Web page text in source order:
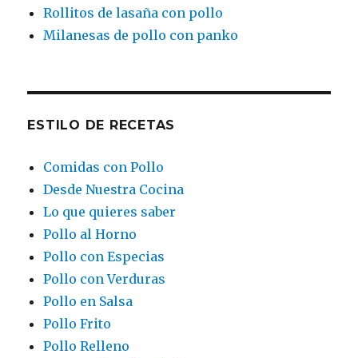
Rollitos de lasaña con pollo
Milanesas de pollo con panko
ESTILO DE RECETAS
Comidas con Pollo
Desde Nuestra Cocina
Lo que quieres saber
Pollo al Horno
Pollo con Especias
Pollo con Verduras
Pollo en Salsa
Pollo Frito
Pollo Relleno